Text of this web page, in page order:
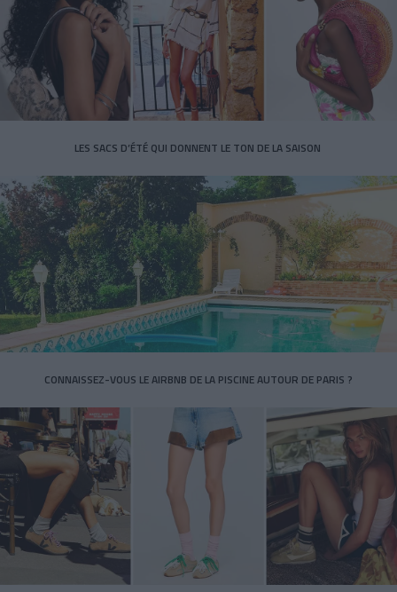
LES SACS D’ÉTÉ QUI DONNENT LE TON DE LA SAISON
CONNAISSEZ-VOUS LE AIRBNB DE LA PISCINE AUTOUR DE PARIS ?